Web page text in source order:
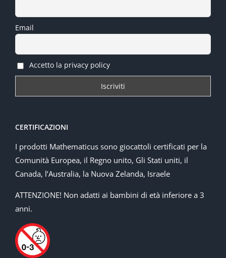
Email
Accetto la privacy policy
CERTIFICAZIONI
I prodotti Mathematicus sono giocattoli certificati per la
Comunità Europea, il Regno unito, Gli Stati uniti, il
Canada, l’Australia, la Nuova Zelanda, Israele
ATTENZIONE! Non adatti ai bambini di età inferiore a 3
anni.